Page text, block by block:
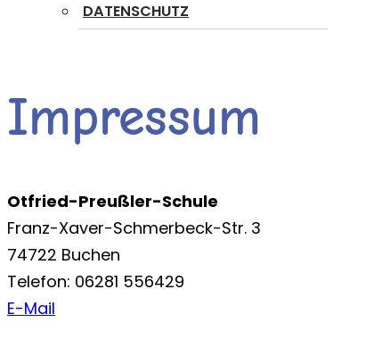
DATENSCHUTZ
Impressum
Otfried-Preußler-Schule
Franz-Xaver-Schmerbeck-Str. 3
74722 Buchen
Telefon: 06281 556429
E-Mail